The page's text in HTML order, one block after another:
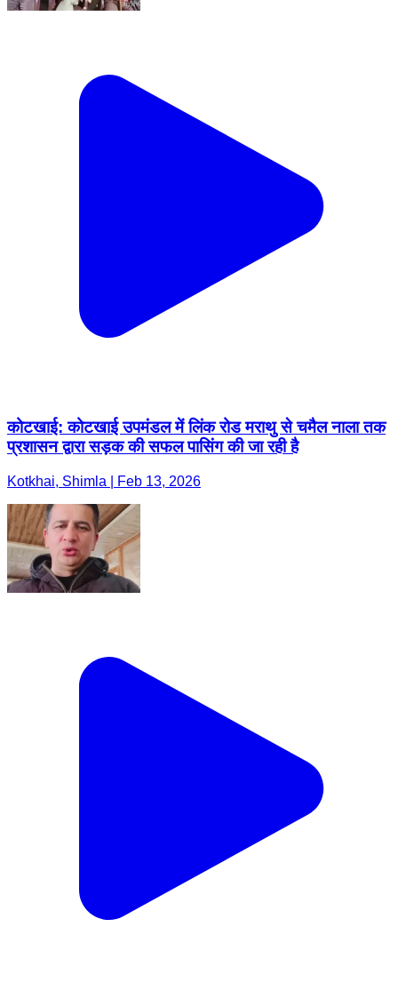
कोटखाई: कोटखाई उपमंडल में लिंक रोड मराथु से चमैल नाला तक
प्रशासन द्वारा सड़क की सफल पासिंग की जा रही है
Kotkhai, Shimla | Feb 13, 2026